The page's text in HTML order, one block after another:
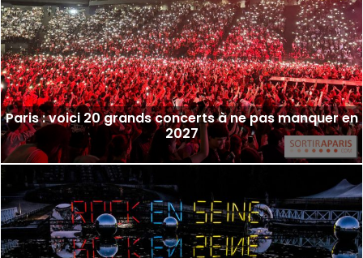
Paris : voici 20 grands concerts à ne pas manquer en
2027